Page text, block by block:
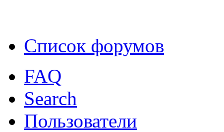
Список форумов
FAQ
Search
Пользователи